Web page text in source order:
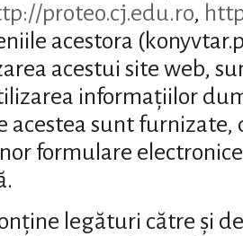
proteo.cj.edu.ro,
acestora
acestui site web,
informațiilor
acestea sunt
formulare
legături către și